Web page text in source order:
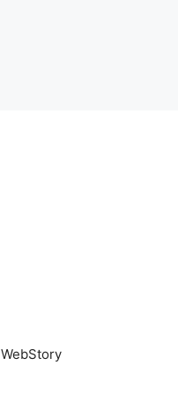
WebStory